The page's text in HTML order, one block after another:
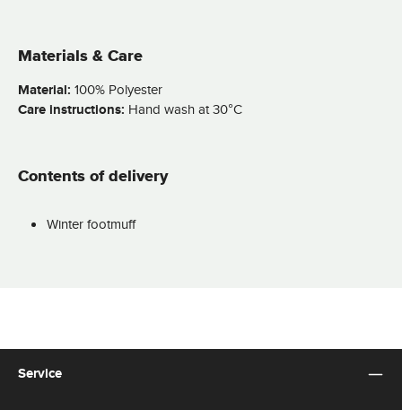
Materials & Care
Material: 100% Polyester
Care instructions: Hand wash at 30°C
Contents of delivery
Winter footmuff
Service